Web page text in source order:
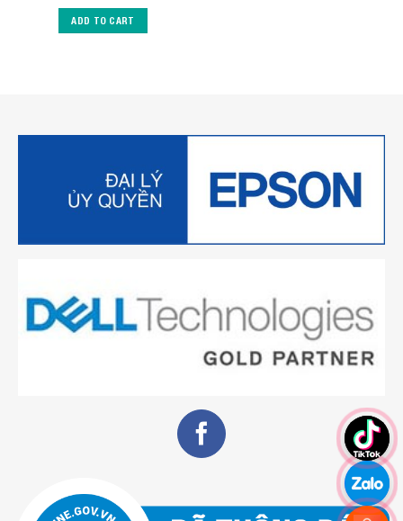
ADD TO CART